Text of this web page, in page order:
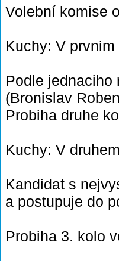
Volební komise
Kuchy: V
Podle jednaciho
(Bronislav
Probiha druhe
Kuchy: V
Kandidat s
a postupuje do
Probiha 3. kolo